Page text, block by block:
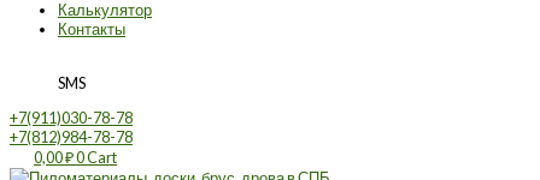
Калькулятор
Контакты
SMS
+7(911)030-78-78
+7(812)984-78-78
0,00₽0Cart